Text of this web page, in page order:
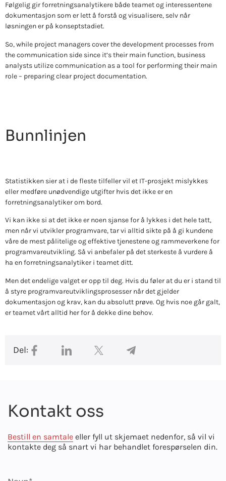
Følgelig gir forretningsanalytikere både teamet og interessentene
dokumentasjon som er lett å forstå og visualisere, selv når
løsningen er på konseptstadiet.
So, while project managers cover the development processes from
the communication side since it’s their main function, business
analysts utilize communication as a tool for performing their main
role – preparing clear project documentation.
Bunnlinjen
Statistikken sier at i de fleste tilfeller vil et IT-prosjekt mislykkes
eller medføre unødvendige utgifter hvis det ikke er en
forretningsanalytiker om bord.
Vi kan ikke si at det ikke er noen sjanse for å lykkes i det hele tatt,
men når vi utvikler programvare, tar vi alltid sikte på å gi kundene
våre de mest pålitelige og effektive tjenestene og rammeverkene for
programvareutvikling. Så vi anbefaler på det sterkeste å vurdere å
ha en forretningsanalytiker i teamet ditt.
Men det endelige valget er opp til deg. Hvis du føler at du er i stand til
å styre programvareutviklingsprosesser når det gjelder
dokumentasjon og krav, kan du absolutt prøve. Og hvis noe går galt,
er teamet vårt alltid her for å dekke dine behov.
Del:
Kontakt oss
Bestill en samtale eller fyll ut skjemaet nedenfor, så vil vi
kontakte deg så snart vi har behandlet forespørselen din.